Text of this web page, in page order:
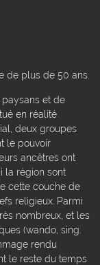
de plus de 50 ans.
et de
en réalité
deux groupes
le pouvoir
ancêtres ont
la région sont
cette couche de
religieux. Parmi
nombreux, et les
(wando, sing.
rendu
le reste du temps